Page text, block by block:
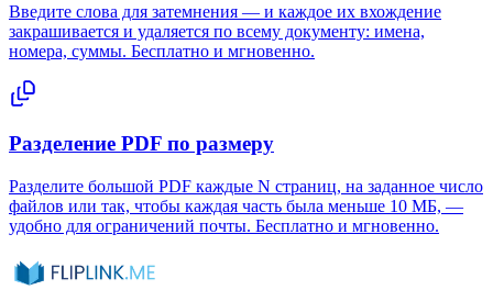
Введите слова для затемнения — и каждое их вхождение
закрашивается и удаляется по всему документу: имена,
номера, суммы. Бесплатно и мгновенно.
Разделение PDF по размеру
Разделите большой PDF каждые N страниц, на заданное число
файлов или так, чтобы каждая часть была меньше 10 МБ, —
удобно для ограничений почты. Бесплатно и мгновенно.